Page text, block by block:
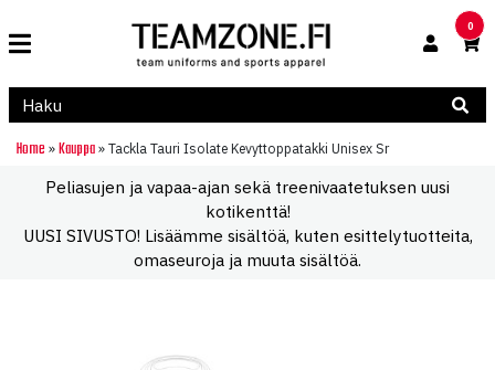
0
Home » Kauppa » Tackla Tauri Isolate Kevyttoppatakki Unisex Sr
Peliasujen ja vapaa-ajan sekä treenivaatetuksen uusi
kotikenttä!
UUSI SIVUSTO! Lisäämme sisältöä, kuten esittelytuotteita,
omaseuroja ja muuta sisältöä.